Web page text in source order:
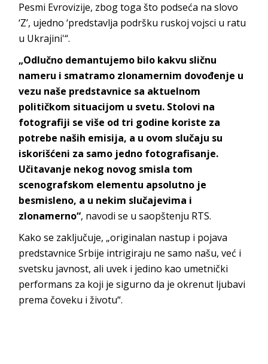
Pesmi Evrovizije, zbog toga što podseća na slovo
‘Z’, ujedno ‘predstavlja podršku ruskoj vojsci u ratu
u Ukrajini'“.
„Odlučno demantujemo bilo kakvu sličnu
nameru i smatramo zlonamernim dovođenje u
vezu naše predstavnice sa aktuelnom
političkom situacijom u svetu. Stolovi na
fotografiji se više od tri godine koriste za
potrebe naših emisija, a u ovom slučaju su
iskorišćeni za samo jedno fotografisanje.
Učitavanje nekog novog smisla tom
scenografskom elementu apsolutno je
besmisleno, a u nekim slučajevima i
zlonamerno“, navodi se u saopštenju RTS.
Kako se zaključuje, „originalan nastup i pojava
predstavnice Srbije intrigiraju ne samo našu, već i
svetsku javnost, ali uvek i jedino kao umetnički
performans za koji je sigurno da je okrenut ljubavi
prema čoveku i životu“.